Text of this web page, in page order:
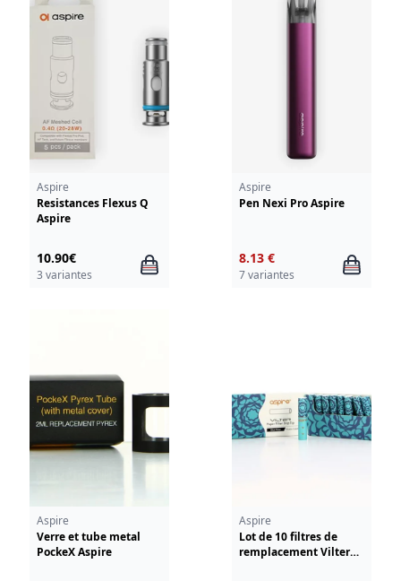
Aspire
Resistances Flexus Q
Aspire
10.90€
3 variantes
Aspire
Pen Nexi Pro Aspire
8.13 €
7 variantes
Aspire
Verre et tube metal
PockeX Aspire
Aspire
Lot de 10 filtres de
remplacement Vilter